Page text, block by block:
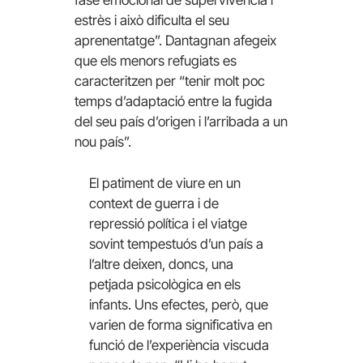
estrès i això dificulta el seu
aprenentatge”. Dantagnan afegeix
que els menors refugiats es
caracteritzen per “tenir molt poc
temps d’adaptació entre la fugida
del seu país d’origen i l’arribada a un
nou país”.
El patiment de viure en un
context de guerra i de
repressió política i el viatge
sovint tempestuós d’un país a
l’altre deixen, doncs, una
petjada psicològica en els
infants. Uns efectes, però, que
varien de forma significativa en
funció de l’experiència viscuda